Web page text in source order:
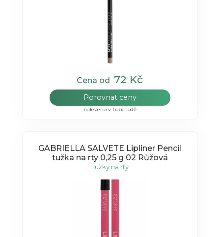
Cena od 72 Kč
Porovnat ceny
nalezeno v 1 obchodě
GABRIELLA SALVETE Lipliner Pencil
tužka na rty 0,25 g 02 Růžová
Tužky na rty